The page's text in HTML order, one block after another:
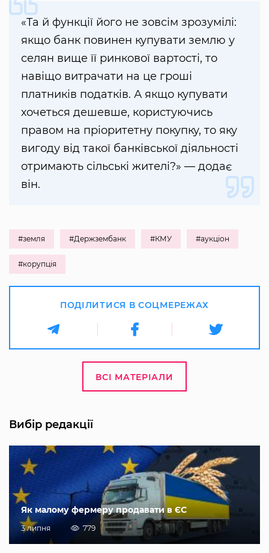
«Та й функції його не зовсім зрозумілі:
якщо банк повинен купувати землю у
селян вище її ринкової вартості, то
навіщо витрачати на це гроші
платників податків. А якщо купувати
хочеться дешевше, користуючись
правом на пріоритетну покупку, то яку
вигоду від такої банківської діяльності
отримають сільські жителі?» — додає
він.
#земля #Держзембанк #КМУ #аукціон
#корупція
ПОДІЛИТИСЯ В СОЦМЕРЕЖАХ
ВСІ МАТЕРІАЛИ
Вибір редакції
Як малому фермеру продавати в ЄС
3 липня 779